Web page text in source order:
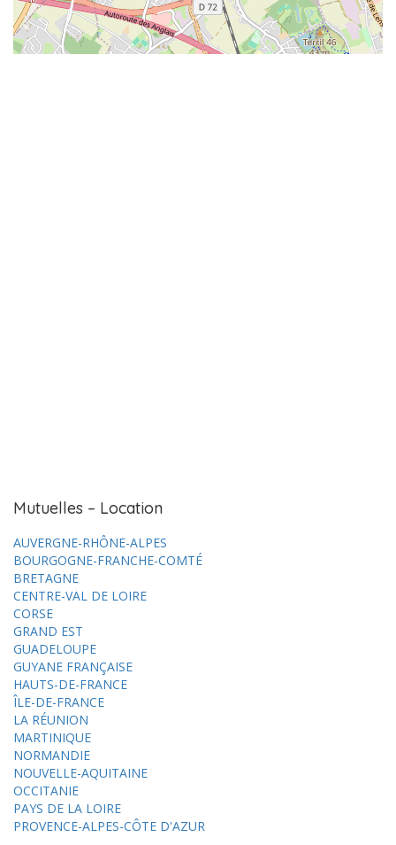
Mutuelles – Location
AUVERGNE-RHÔNE-ALPES
BOURGOGNE-FRANCHE-COMTÉ
BRETAGNE
CENTRE-VAL DE LOIRE
CORSE
GRAND EST
GUADELOUPE
GUYANE FRANÇAISE
HAUTS-DE-FRANCE
ÎLE-DE-FRANCE
LA RÉUNION
MARTINIQUE
NORMANDIE
NOUVELLE-AQUITAINE
OCCITANIE
PAYS DE LA LOIRE
PROVENCE-ALPES-CÔTE D'AZUR